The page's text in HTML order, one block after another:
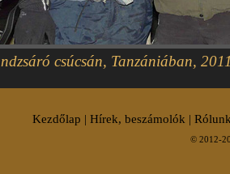
csúcsán, Tanzániában,
Kezdőlap |Hírek, beszámolók |
© 2012-